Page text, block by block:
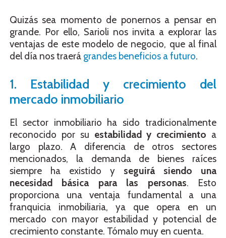
Quizás sea momento de ponernos a pensar en
grande. Por ello, Sarioli nos invita a explorar las
ventajas de este modelo de negocio, que al final
del día nos traerá grandes beneficios a futuro.
1. Estabilidad y crecimiento del
mercado inmobiliario
El sector inmobiliario ha sido tradicionalmente
reconocido por su estabilidad y crecimiento a
largo plazo. A diferencia de otros sectores
mencionados, la demanda de bienes raíces
siempre ha existido y seguirá siendo una
necesidad básica para las personas. Esto
proporciona una ventaja fundamental a una
franquicia inmobiliaria, ya que opera en un
mercado con mayor estabilidad y potencial de
crecimiento constante. Tómalo muy en cuenta.